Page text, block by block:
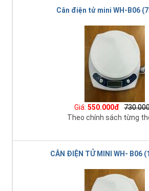
Cân điện tử mini WH-B06
Giá: 550.000đ
Theo chính sách từng
CÂN ĐIỆN TỬ MINI WH- B06